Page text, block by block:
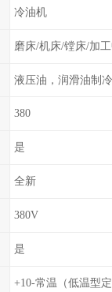
冷油机
磨床/机床/镗床/加
液压油，润滑油制冷
380
是
全新
380V
是
+10-常温（低温型定